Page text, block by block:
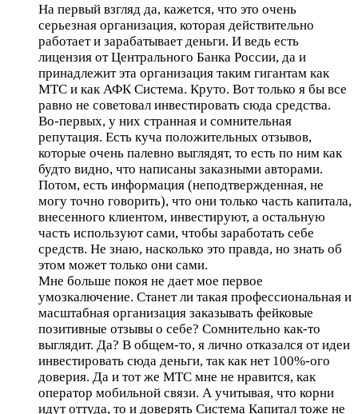
На первый взгляд да, кажется, что это очень
серьезная организация, которая действительно
работает и зарабатывает деньги. И ведь есть
лицензия от Центрального Банка России, да и
принадлежит эта организация таким гигантам как
МТС и как АФК Система. Круто. Вот только я бы все
равно не советовал инвестировать сюда средства.
Во-первых, у них странная и сомнительная
репутация. Есть куча положительных отзывов,
которые очень палевно выглядят, то есть по ним как
будто видно, что написаны заказными авторами.
Потом, есть информация (неподтвержденная, не
могу точно говорить), что они только часть капитала,
внесенного клиентом, инвестируют, а остальную
часть используют сами, чтобы заработать себе
средств. Не знаю, насколько это правда, но знать об
этом может только они сами.
Мне больше покоя не дает мое первое
умозкалючение. Станет ли такая профессиональная и
масштабная организация заказывать фейковые
позитивные отзывы о себе? Сомнительно как-то
выглядит. Да? В общем-то, я лично отказался от идеи
инвестировать сюда деньги, так как нет 100%-ого
доверия. Да и тот же МТС мне не нравится, как
оператор мобильной связи. А учитывая, что корни
идут оттуда, то и доверять Система Капитал тоже не